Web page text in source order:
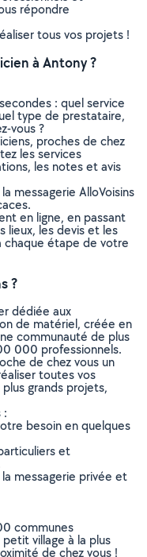
répondre
tous vos projets !
à Antony ?
: quel service
type de prestataire,
vous ?
proches de chez
les services
les notes et avis
messagerie AlloVoisins
en ligne, en passant
lieux, les devis et les
chaque étape de votre
?
dédiée aux
de matériel, créée en
communauté de plus
000 professionnels.
de chez vous un
toutes vos
grands projets,
:
besoin en quelques
et
messagerie privée et
communes
village à la plus
de chez vous !